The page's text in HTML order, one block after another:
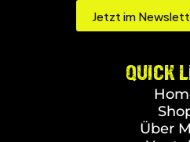
Jetzt im
QUICK
Über